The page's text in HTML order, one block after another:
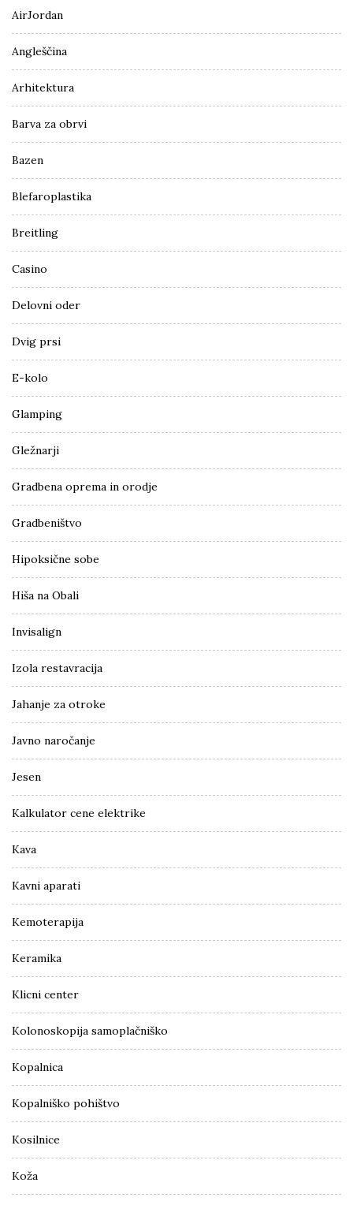
AirJordan
Angleščina
Arhitektura
Barva za obrvi
Bazen
Blefaroplastika
Breitling
Casino
Delovni oder
Dvig prsi
E-kolo
Glamping
Gležnarji
Gradbena oprema in orodje
Gradbeništvo
Hipoksične sobe
Hiša na Obali
Invisalign
Izola restavracija
Jahanje za otroke
Javno naročanje
Jesen
Kalkulator cene elektrike
Kava
Kavni aparati
Kemoterapija
Keramika
Klicni center
Kolonoskopija samoplačniško
Kopalnica
Kopalniško pohištvo
Kosilnice
Koža